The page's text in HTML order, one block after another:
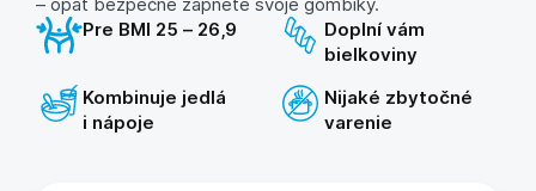
Pre BMI 25 – 26,9
Doplní vám
bielkoviny
Kombinuje jedlá
i nápoje
Nijaké zbytočné
varenie